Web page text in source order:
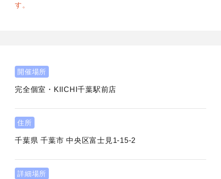
す。
開催場所
完全個室・KIICHI千葉駅前店
住所
千葉県 千葉市 中央区富士見1-15-2
詳細場所